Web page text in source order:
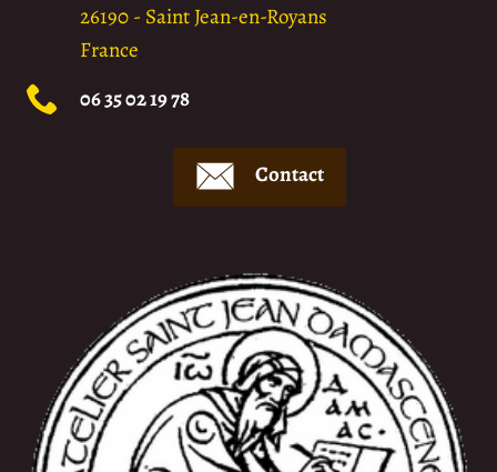
26190- Saint Jean-en-Royans
France
06 35 02 19 78
Contact